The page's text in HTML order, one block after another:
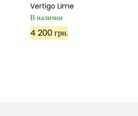
Vertigo Lime
В наличии
4 200 грн.